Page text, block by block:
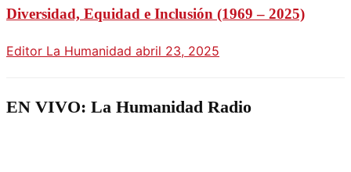
Diversidad, Equidad e Inclusión (1969 – 2025)
Editor La Humanidad abril 23, 2025
EN VIVO: La Humanidad Radio